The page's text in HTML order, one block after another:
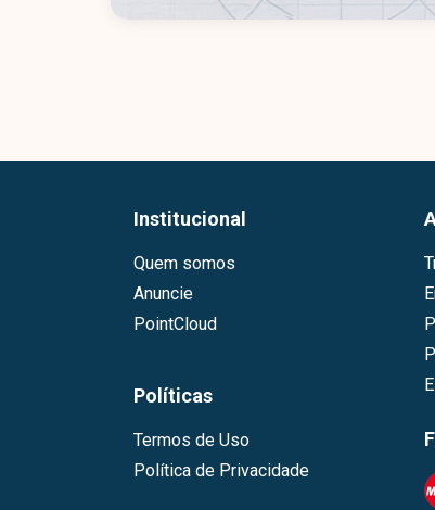
Institucional
Quem somos
Anuncie
PointCloud
Políticas
Termos de Uso
Política de Privacidade